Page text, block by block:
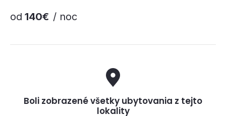
od 140€ / noc
Boli zobrazené všetky ubytovania z tejto
lokality